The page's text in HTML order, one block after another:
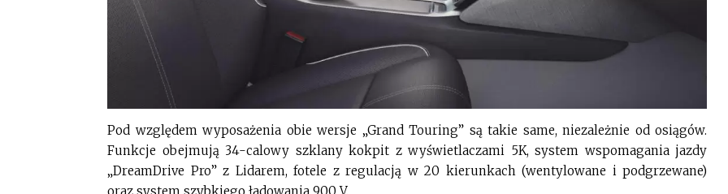
Pod względem wyposażenia obie wersje „Grand Touring” są takie same, niezależnie od osiągów.
Funkcje obejmują 34-calowy szklany kokpit z wyświetlaczami 5K, system wspomagania jazdy
„DreamDrive Pro” z Lidarem, fotele z regulacją w 20 kierunkach (wentylowane i podgrzewane)